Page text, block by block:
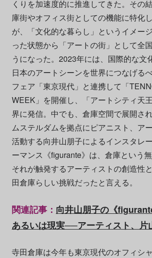
くりを加速度的に推進してきた。その
庫街やオフィス街としての機能に特化
が、「文化的な暮らし」というイメー
った状態から「アートの街」として全
うになった。2023年には、国際的な文
日本のアートシーンを世界につなげる
フェア「東京現代」と連携して「
WEEK」を開催し、「アートシティ天
界に発信。中でも、倉庫空間で展開さ
ムステルダムを拠点にピアニスト、ア
活動する向井山朋子によるインスタレ
ーマンス《figurante》は、倉庫という
それが触発するアーティストの創造性
田倉庫らしい挑戦だったと言える。
関連記事： 向井山朋子の《
あるいは現実──アーティスト、片
寺田倉庫は今年も東京現代のオフィシ